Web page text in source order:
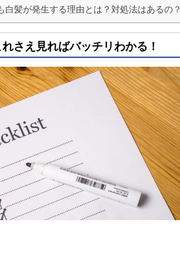
白髪が発生する理由とは？対処法はあるの？
さえ見ればバッチリわかる！